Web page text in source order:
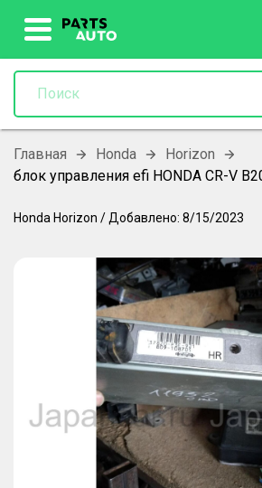
Главная Honda
Horizon
блок управления efi HONDA CR-V
Honda Horizon / Добавлено: 8/15/2023